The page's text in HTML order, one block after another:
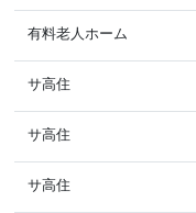
有料老人ホーム
サ高住
サ高住
サ高住